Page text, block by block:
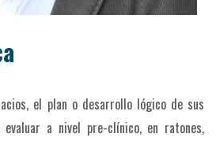
el plan o desarrollo lógico de sus
evaluar a nivel pre-clínico, en ratones,